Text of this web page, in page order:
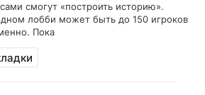
смогут «построить историю».
лобби может быть до 150 игроков
Пока